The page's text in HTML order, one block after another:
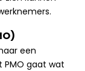
een
PMO gaat wat